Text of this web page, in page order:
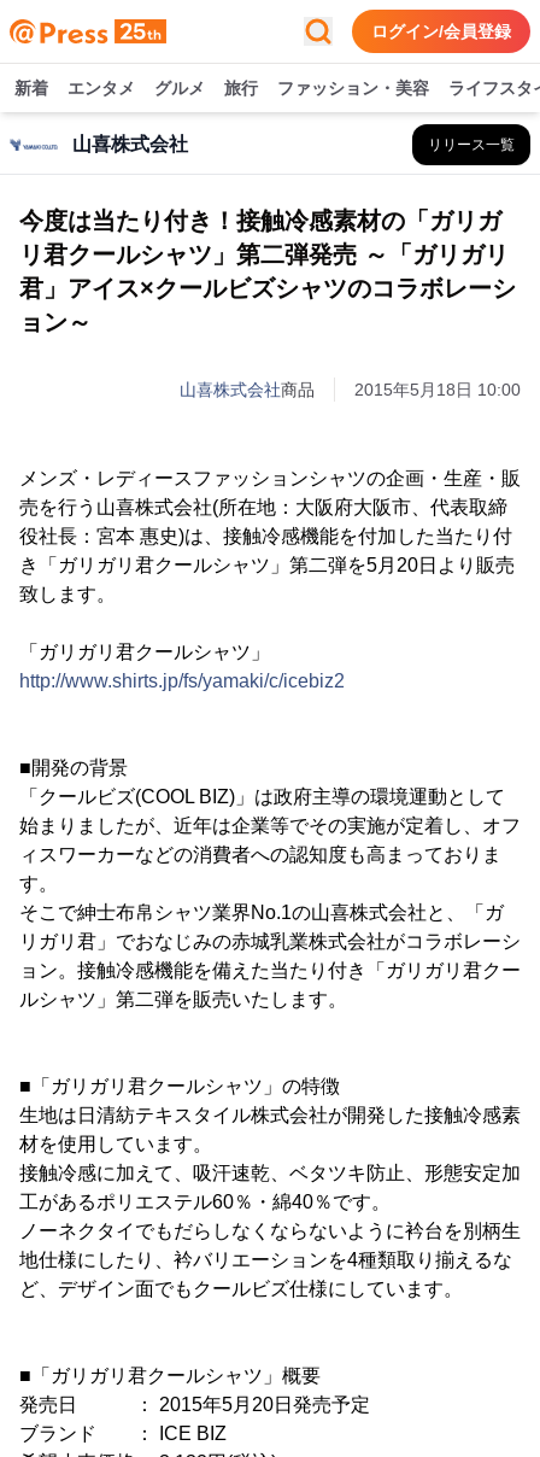
ログイン/会員登録
新着 エンタメ グルメ 旅行 ファッション・美容 ライフスタ
山喜株式会社 リリース一覧
今度は当たり付き！接触冷感素材の「ガリガ
リ君クールシャツ」第二弾発売 ～「ガリガリ
君」アイス×クールビズシャツのコラボレーシ
ョン～
山喜株式会社商品 2015年5月18日 10:00
メンズ・レディースファッションシャツの企画・生産・販
売を行う山喜株式会社(所在地：大阪府大阪市、代表取締
役社長：宮本 惠史)は、接触冷感機能を付加した当たり付
き「ガリガリ君クールシャツ」第二弾を5月20日より販売
致します。
「ガリガリ君クールシャツ」
http://www.shirts.jp/fs/yamaki/c/icebiz2
■開発の背景
「クールビズ(COOL BIZ)」は政府主導の環境運動として
始まりましたが、近年は企業等でその実施が定着し、オフ
ィスワーカーなどの消費者への認知度も高まっておりま
す。
そこで紳士布帛シャツ業界No.1の山喜株式会社と、「ガ
リガリ君」でおなじみの赤城乳業株式会社がコラボレーシ
ョン。接触冷感機能を備えた当たり付き「ガリガリ君クー
ルシャツ」第二弾を販売いたします。
■「ガリガリ君クールシャツ」の特徴
生地は日清紡テキスタイル株式会社が開発した接触冷感素
材を使用しています。
接触冷感に加えて、吸汗速乾、ベタツキ防止、形態安定加
工があるポリエステル60％・綿40％です。
ノーネクタイでもだらしなくならないように衿台を別柄生
地仕様にしたり、衿バリエーションを4種類取り揃えるな
ど、デザイン面でもクールビズ仕様にしています。
■「ガリガリ君クールシャツ」概要
発売日 ： 2015年5月20日発売予定
ブランド ： ICE BIZ